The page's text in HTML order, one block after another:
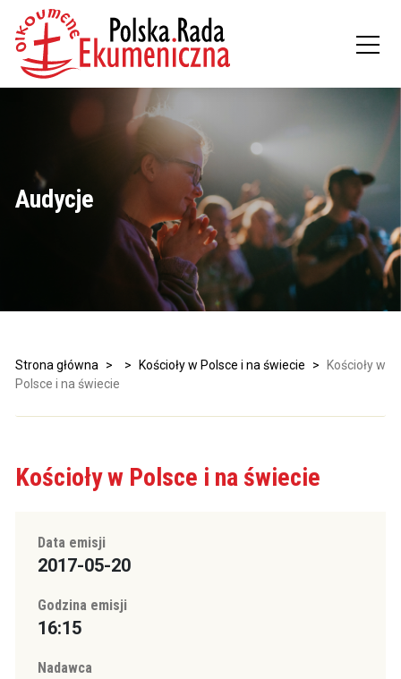
Audycje
Strona główna > > Kościoły w Polsce i na świecie >
Kościoły w
Polsce i na świecie
Kościoły w Polsce i na świecie
Data emisji
2017-05-20
Godzina emisji
16:15
Nadawca